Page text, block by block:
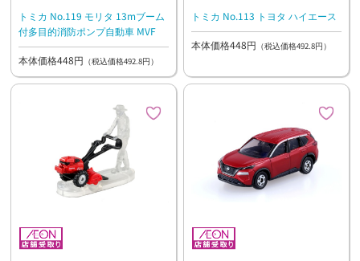
トミカ No.119 モリタ 13mブーム
付多目的消防ポンプ自動車 MVF
本体価格448円 （税込価格492.8円）
トミカ No.113 トヨタ ハイエース
本体価格448円 （税込価格492.8円）